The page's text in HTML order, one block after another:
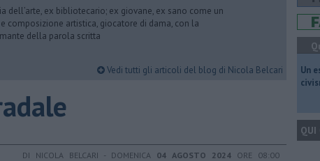
dell’arte, ex bibliotecario; ex giovane, ex sano come un
composizione artistica, giocatore di dama, con la
della parola scritta
Vedi tutti gli articoli del blog di Nicola Belcari
DI NICOLA BELCARI - DOMENICA 04 AGOSTO 2024 ORE 08:00
​Un
QUI